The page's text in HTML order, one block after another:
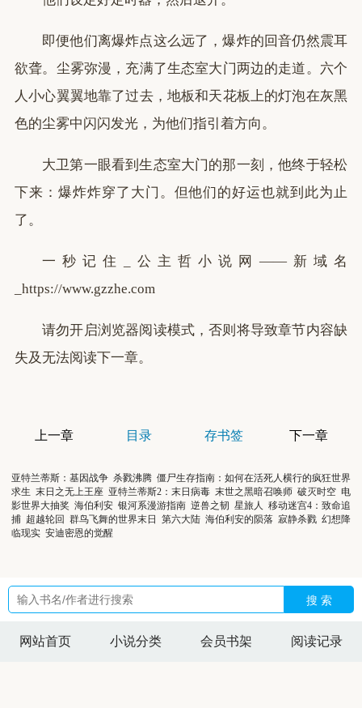
即便他们离爆炸点这么远了，爆炸的回音仍然震耳
欲聋。尘雾弥漫，充满了生态室大门两边的走道。六个
人小心翼翼地靠了过去，地板和天花板上的灯泡在灰黑
色的尘雾中闪闪发光，为他们指引着方向。
大卫第一眼看到生态室大门的那一刻，他终于轻松
下来：爆炸炸穿了大门。但他们的好运也就到此为止
了。
一秒记住_公主哲小说网——新域名
_https://www.gzzhe.com
请勿开启浏览器阅读模式，否则将导致章节内容缺
失及无法阅读下一章。
上一章 目录 存书签 下一章
亚特兰蒂斯：基因战争 杀戮沸腾 僵尸生存指南：如何在活死人横行的疯狂世界
求生 末日之无上王座 亚特兰蒂斯2：末日病毒 末世之黑暗召唤师 破灭时空 电
影世界大抽奖 海伯利安 银河系漫游指南 逆兽之韧 星旅人 移动迷宫4：致命追
捕 超越轮回 群鸟飞舞的世界末日 第六大陆 海伯利安的陨落 寂静杀戮 幻想降
临现实 安迪密恩的觉醒
搜 索
网站首页 小说分类 会员书架 阅读记录